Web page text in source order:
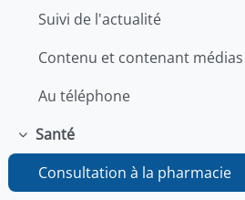
Suivi de l'actualité
Contenu et contenant médias
Au téléphone
Replier
Santé
Consultation à la pharmacie